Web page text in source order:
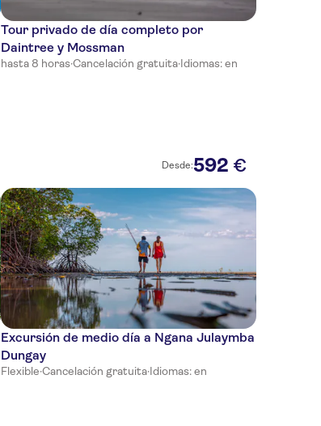
Tour privado de día completo por
Daintree y Mossman
hasta 8 horas·Cancelación gratuita·Idiomas: en
Desde:592 €
Excursión de medio día a Ngana Julaymba
Dungay
Flexible·Cancelación gratuita·Idiomas: en